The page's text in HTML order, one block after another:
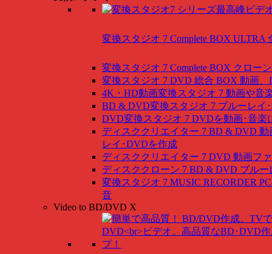
変換スタジオ 7 Complete BOX ULTRA
変換スタジオ 7 Complete BOX クロー
変換スタジオ 7 DVD 総合 BOX 動画、
4K・HD動画変換スタジオ 7 動画や音
BD & DVD変換スタジオ 7 ブルーレイ
DVD変換スタジオ 7 DVDを動画･音楽
ディスククリエイター 7 BD & DVD 動
レイ･DVDを作成
ディスククリエイター 7 DVD 動画フ
ディスククローン 7 BD & DVD ブルー
変換スタジオ 7 MUSIC RECORDER
音
Video to BD/DVD X